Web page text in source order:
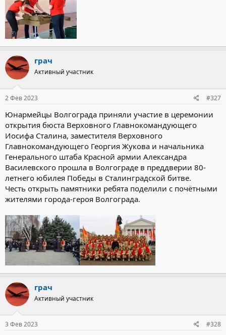
грач
Активный участник
2 Фев 2023 #327
Юнармейцы Волгограда приняли участие в церемонии
открытия бюста Верховного Главнокомандующего
Иосифа Сталина, заместителя Верховного
Главнокомандующего Георгия Жукова и начальника
Генерального штаба Красной армии Александра
Василевского прошла в Волгограде в преддверии 80-
летнего юбилея Победы в Сталинградской битве.
Честь открыть памятники ребята поделили с почётными
жителями города-героя Волгограда.
грач
Активный участник
3 Фев 2023 #328